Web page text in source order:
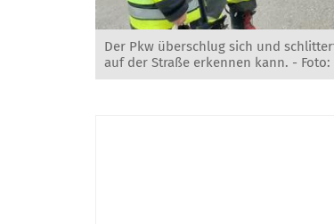
Der Pkw überschlug sich und
auf der Straße erkennen kann. -